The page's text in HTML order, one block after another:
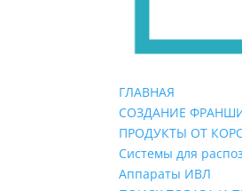
ГЛАВНАЯ
СОЗДАНИЕ
ПРОДУКТЫ ОТ
Системы для
Аппараты ИВЛ